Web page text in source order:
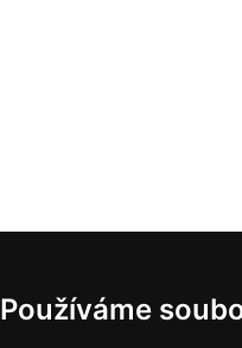
Používáme